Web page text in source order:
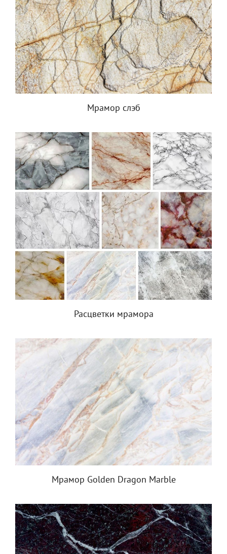
Мрамор слэб
Расцветки мрамора
Мрамор Golden Dragon Marble